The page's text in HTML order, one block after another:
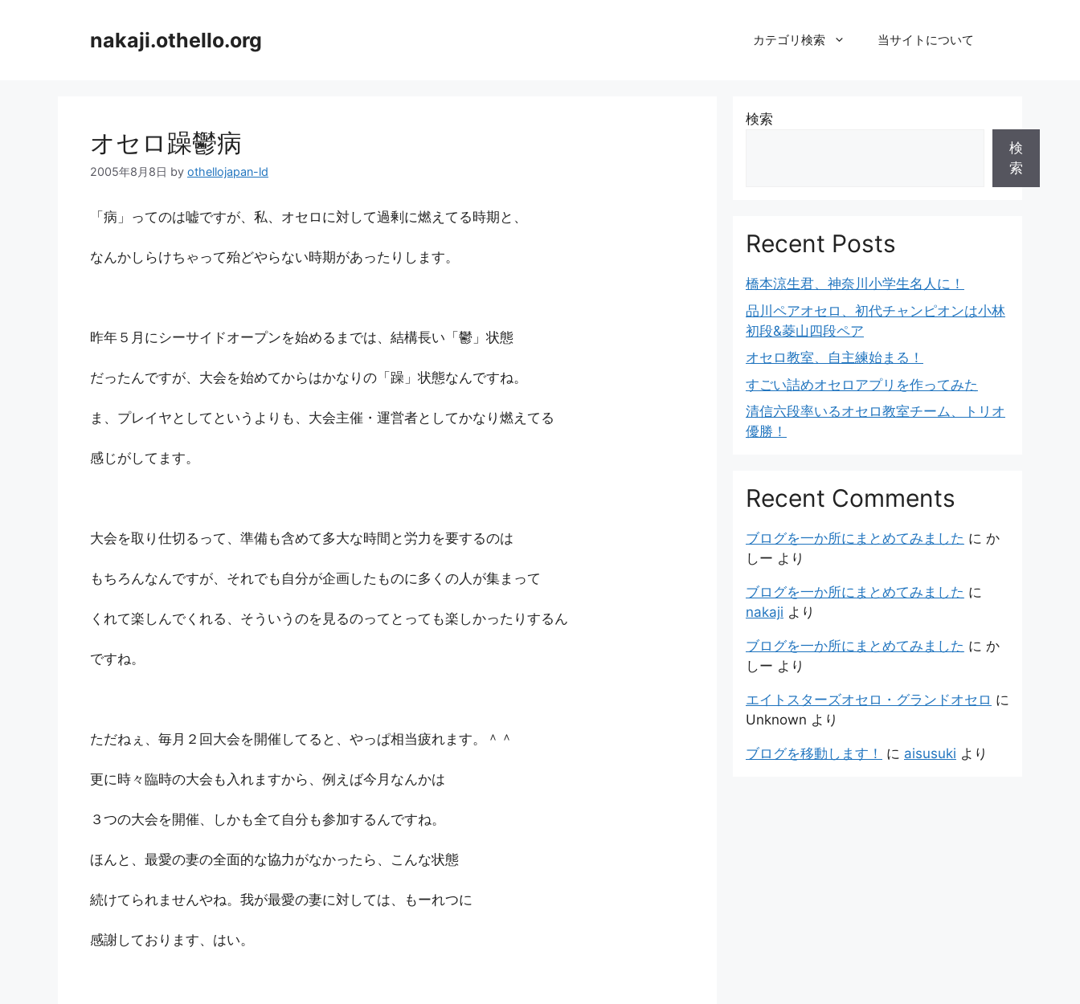
nakaji.othello.org カテゴリ検索 当サイトについて
オセロ躁鬱病
2005年8月8日 by othellojapan-ld
「病」ってのは嘘ですが、私、オセロに対して過剰に燃えてる時期と、
なんかしらけちゃって殆どやらない時期があったりします。
昨年５月にシーサイドオープンを始めるまでは、結構長い「鬱」状態
だったんですが、大会を始めてからはかなりの「躁」状態なんですね。
ま、プレイヤとしてというよりも、大会主催・運営者としてかなり燃えてる
感じがしてます。
大会を取り仕切るって、準備も含めて多大な時間と労力を要するのは
もちろんなんですが、それでも自分が企画したものに多くの人が集まって
くれて楽しんでくれる、そういうのを見るのってとっても楽しかったりするん
ですね。
ただねぇ、毎月２回大会を開催してると、やっぱ相当疲れます。＾＾
更に時々臨時の大会も入れますから、例えば今月なんかは
３つの大会を開催、しかも全て自分も参加するんですね。
ほんと、最愛の妻の全面的な協力がなかったら、こんな状態
続けてられませんやね。我が最愛の妻に対しては、もーれつに
感謝しております、はい。
検索
検
索
Recent Posts
橋本涼生君、神奈川小学生名人に！
品川ペアオセロ、初代チャンピオンは小林
初段&菱山四段ペア
オセロ教室、自主練始まる！
すごい詰めオセロアプリを作ってみた
清信六段率いるオセロ教室チーム、トリオ
優勝！
Recent Comments
ブログを一か所にまとめてみました に か
しー より
ブログを一か所にまとめてみました に
nakaji より
ブログを一か所にまとめてみました に か
しー より
エイトスターズオセロ・グランドオセロ に
Unknown より
ブログを移動します！ に aisusuki より